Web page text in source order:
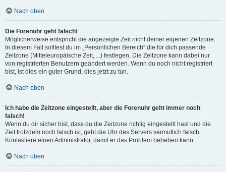
Nach oben
Die Forenuhr geht falsch!
Möglicherweise entspricht die angezeigte Zeit nicht deiner eigenen Zeitzone.
In diesem Fall solltest du im „Persönlichen Bereich“ die für dich passende
Zeitzone (Mitteleuropäische Zeit, ...) festlegen. Die Zeitzone kann dabei nur
von registrierten Benutzern geändert werden. Wenn du noch nicht registriert
bist, ist dies ein guter Grund, dies jetzt zu tun.
Nach oben
Ich habe die Zeitzone eingestellt, aber die Forenuhr geht immer noch
falsch!
Wenn du dir sicher bist, dass du die Zeitzone richtig eingestellt hast und die
Zeit trotzdem noch falsch ist, geht die Uhr des Servers vermutlich falsch.
Kontaktiere einen Administrator, damit er das Problem beheben kann.
Nach oben